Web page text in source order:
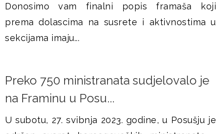
Donosimo vam finalni popis framaša koji
prema dolascima na susrete i aktivnostima u
sekcijama imaju...
Preko 750 ministranata sudjelovalo je
na Framinu u Posu...
U subotu, 27. svibnja 2023. godine, u Posušju je